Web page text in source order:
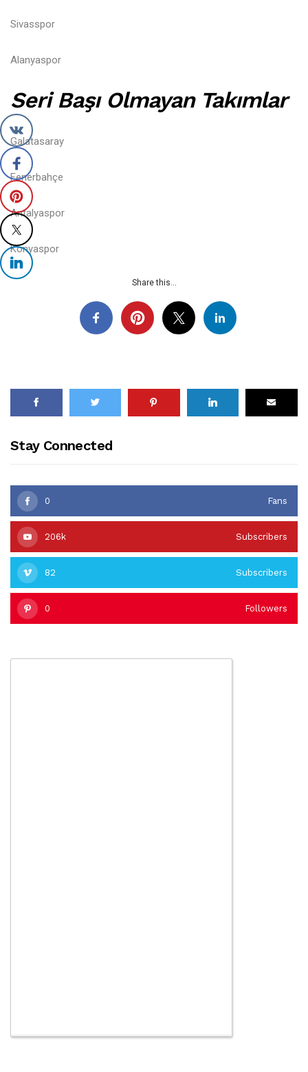
Sivasspor
Alanyaspor
Seri Başı Olmayan Takımlar
Galatasaray
Fenerbahçe
Antalyaspor
Konyaspor
Share this...
Stay Connected
0 Fans
206k Subscribers
82 Subscribers
0 Followers